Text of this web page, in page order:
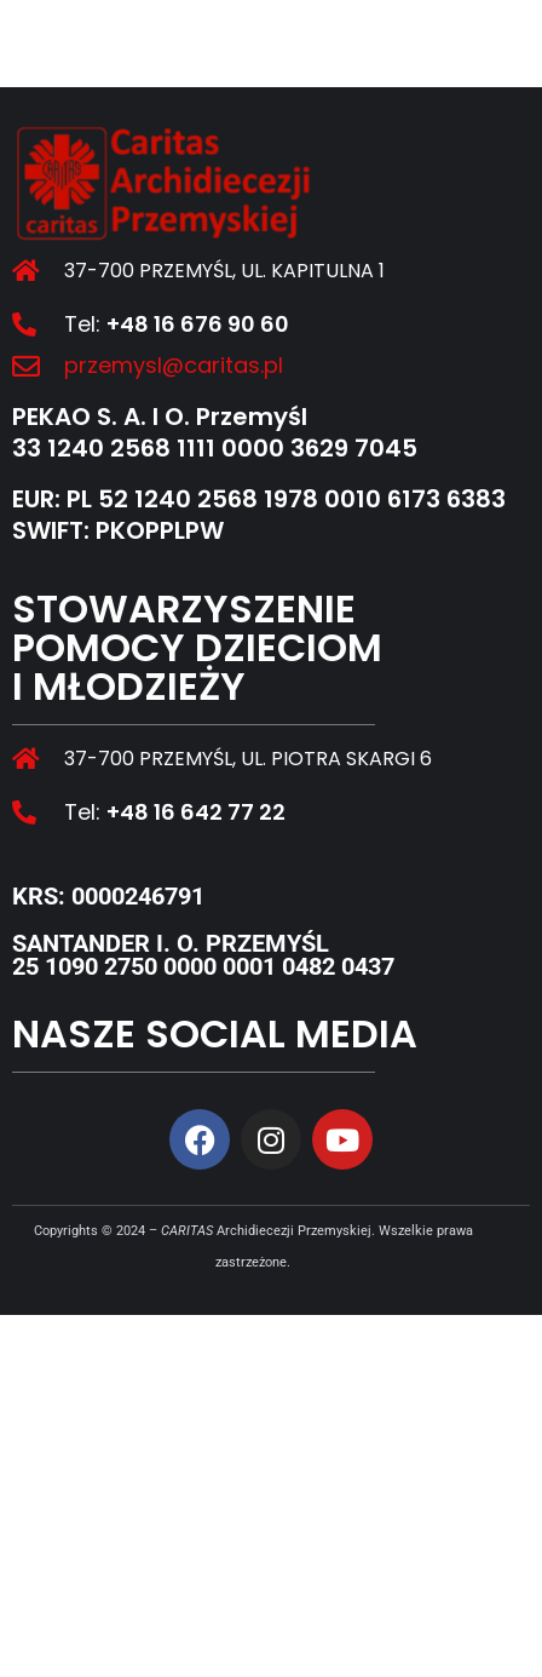
37-700 PRZEMYŚL, UL. KAPITULNA 1
Tel: +48 16 676 90 60
przemysl@caritas.pl
PEKAO S. A. I O. Przemyśl
33 1240 2568 1111 0000 3629 7045
EUR: PL 52 1240 2568 1978 0010 6173 6383
SWIFT: PKOPPLPW
STOWARZYSZENIE
POMOCY DZIECIOM
I MŁODZIEŻY
37-700 PRZEMYŚL, UL. PIOTRA SKARGI 6
Tel: +48 16 642 77 22
KRS: 0000246791
SANTANDER I. O. PRZEMYŚL
25 1090 2750 0000 0001 0482 0437
NASZE SOCIAL MEDIA
Copyrights © 2024 – CARITASArchidiecezji Przemyskiej. Wszelkie prawa
zastrzeżone.